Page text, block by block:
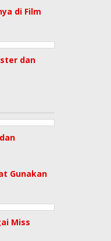
di Film
dan
Gunakan
Miss